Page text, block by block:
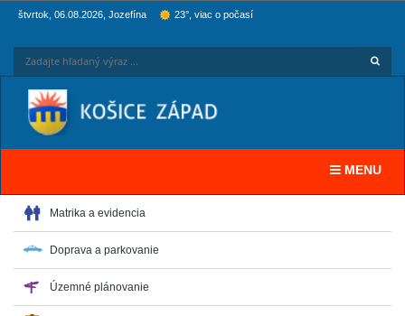
štvrtok, 06.08.2026, Jozefína 23°, viac o počasí
Toggle
MENU
Matrika a evidencia
Doprava a parkovanie
Územné plánovanie